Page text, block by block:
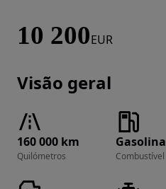
10 200EUR
Visão geral
160 000 km
Quilómetros
Gasolina
Combustível